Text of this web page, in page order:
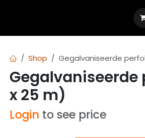
Shop Gegalvaniseerde
x 25 m)
Login to see price